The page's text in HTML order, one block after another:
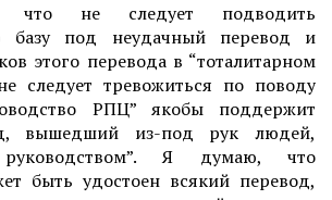
что не следует подводить
базу под неудачный перевод и
этого перевода в “тоталитарном
следует тревожиться по поводу
РПЦ” якобы поддержит
вышедший из-под рук людей,
руководством”. Я думаю, что
быть удостоен всякий перевод,